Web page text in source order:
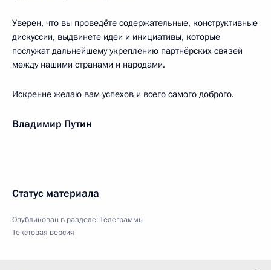
Уверен, что вы проведёте содержательные, конструктивные
дискуссии, выдвинете идеи и инициативы, которые
послужат дальнейшему укреплению партнёрских связей
между нашими странами и народами.
Искренне желаю вам успехов и всего самого доброго.
Владимир Путин
Статус материала
Опубликован в разделе:Телеграммы
Текстовая версия